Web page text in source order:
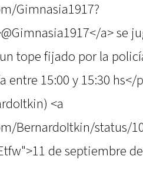
Gimnasia1917?
a> se
tope fijado por la
entre 15:00 y 15:30 hs</
<a
BernardoItkin/status/
de septiembre